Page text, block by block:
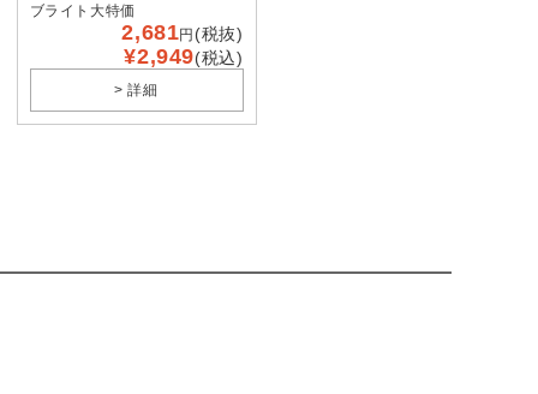
ブライト大特価
2,681円 (税抜)
¥2,949(税込)
> 詳細